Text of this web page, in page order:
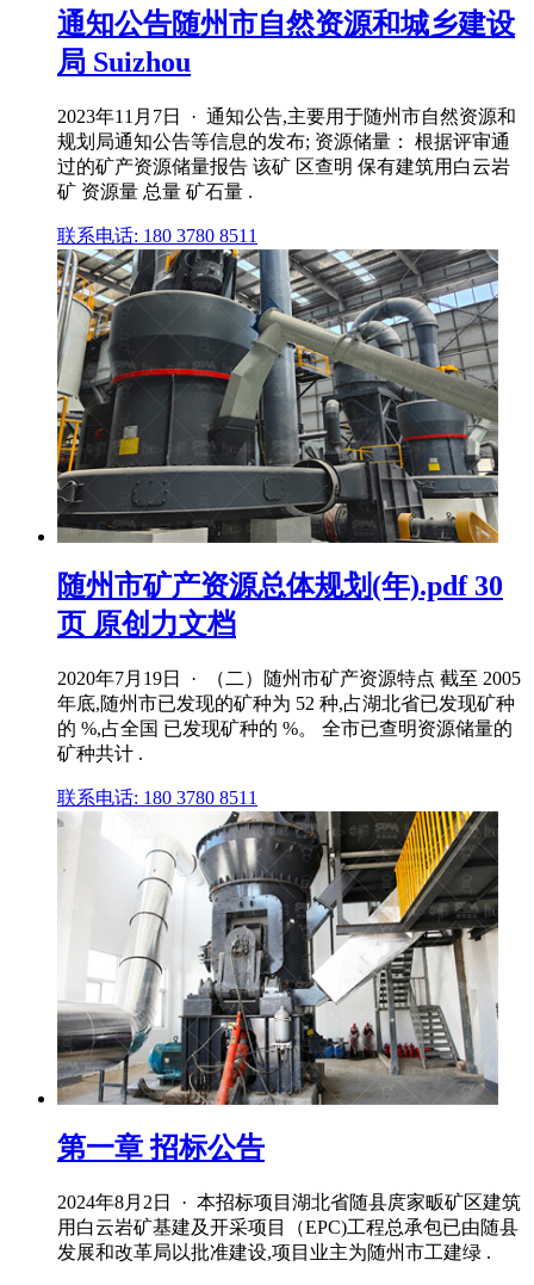
通知公告随州市自然资源和城乡建设
局 Suizhou
2023年11月7日 · 通知公告,主要用于随州市自然资源和
规划局通知公告等信息的发布; 资源储量： 根据评审通
过的矿产资源储量报告 该矿 区查明 保有建筑用白云岩
矿 资源量 总量 矿石量 .
联系电话: 180 3780 8511
随州市矿产资源总体规划(年).pdf 30
页 原创力文档
2020年7月19日 · （二）随州市矿产资源特点 截至 2005
年底,随州市已发现的矿种为 52 种,占湖北省已发现矿种
的 %,占全国 已发现矿种的 %。 全市已查明资源储量的
矿种共计 .
联系电话: 180 3780 8511
第一章 招标公告
2024年8月2日 · 本招标项目湖北省随县庹家畈矿区建筑
用白云岩矿基建及开采项目（EPC)工程总承包已由随县
发展和改革局以批准建设,项目业主为随州市工建绿 .